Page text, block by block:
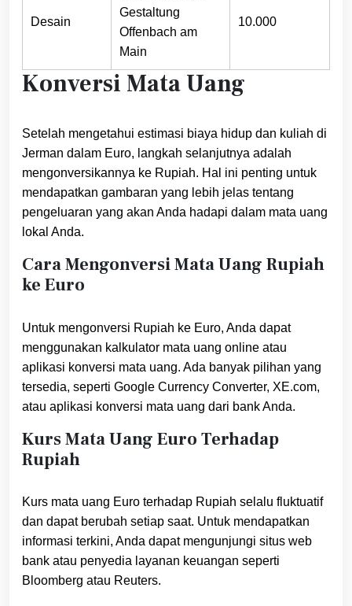
Desain
Gestaltung
Offenbach am
Main
10.000
Konversi Mata Uang
Setelah mengetahui estimasi biaya hidup dan kuliah di
Jerman dalam Euro, langkah selanjutnya adalah
mengonversikannya ke Rupiah. Hal ini penting untuk
mendapatkan gambaran yang lebih jelas tentang
pengeluaran yang akan Anda hadapi dalam mata uang
lokal Anda.
Cara Mengonversi Mata Uang Rupiah
ke Euro
Untuk mengonversi Rupiah ke Euro, Anda dapat
menggunakan kalkulator mata uang online atau
aplikasi konversi mata uang. Ada banyak pilihan yang
tersedia, seperti Google Currency Converter, XE.com,
atau aplikasi konversi mata uang dari bank Anda.
Kurs Mata Uang Euro Terhadap
Rupiah
Kurs mata uang Euro terhadap Rupiah selalu fluktuatif
dan dapat berubah setiap saat. Untuk mendapatkan
informasi terkini, Anda dapat mengunjungi situs web
bank atau penyedia layanan keuangan seperti
Bloomberg atau Reuters.